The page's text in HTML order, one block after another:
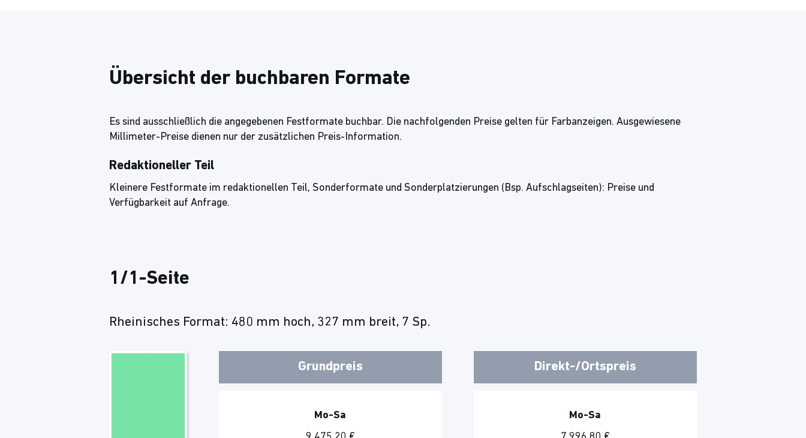
Übersicht der buchbaren Formate
Es sind ausschließlich die angegebenen Festformate buchbar. Die nachfolgenden Preise gelten für Farbanzeigen. Ausgewiesene
Millimeter-Preise dienen nur der zusätzlichen Preis-Information.
Redaktioneller Teil
Kleinere Festformate im redaktionellen Teil, Sonderformate und Sonderplatzierungen (Bsp. Aufschlagseiten): Preise und
Verfügbarkeit auf Anfrage.
1/1-Seite
Rheinisches Format: 480 mm hoch, 327 mm breit, 7 Sp.
Grundpreis
Mo-Sa
Direkt-/Ortspreis
Mo-Sa